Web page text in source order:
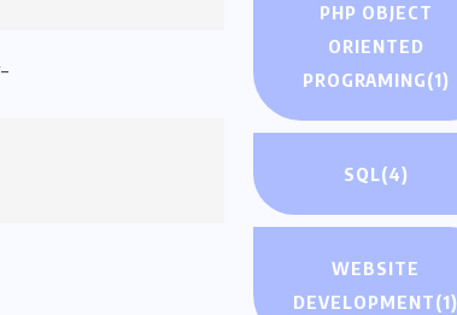
PHP OBJECT
ORIENTED
PROGRAMING(1)
SQL(4)
WEBSITE
DEVELOPMENT(1)